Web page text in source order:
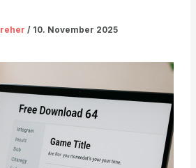
/ 10. November 2025